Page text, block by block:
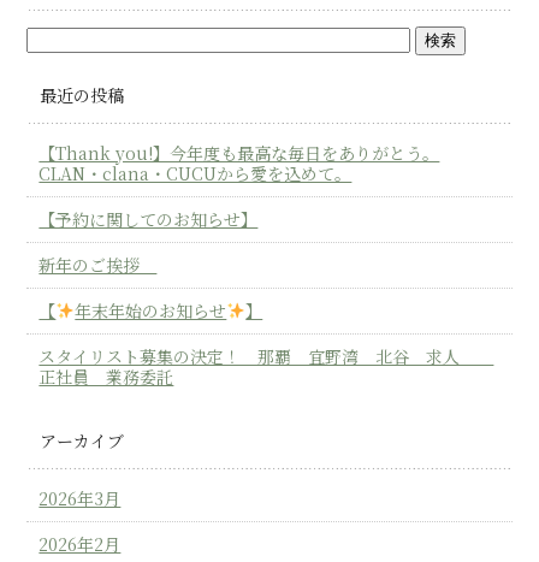
最近の投稿
【Thank you!】今年度も最高な毎日をありがとう。
CLAN・clana・CUCUから愛を込めて。
【予約に関してのお知らせ】
新年のご挨拶
【
年末年始のお知らせ
】
スタイリスト募集の決定！ 那覇 宜野湾 北谷 求人
正社員 業務委託
アーカイブ
2026年3月
2026年2月